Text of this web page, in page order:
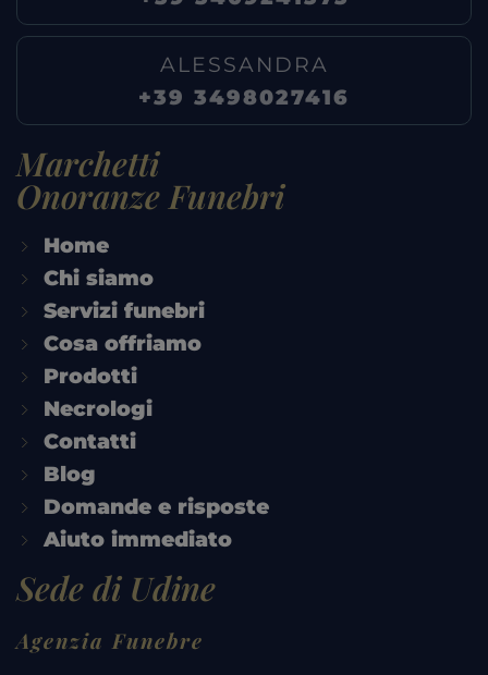
ALESSANDRA
+39 3498027416
Marchetti
Onoranze Funebri
Home
Chi siamo
Servizi funebri
Cosa offriamo
Prodotti
Necrologi
Contatti
Blog
Domande e risposte
Aiuto immediato
Sede di Udine
Agenzia Funebre